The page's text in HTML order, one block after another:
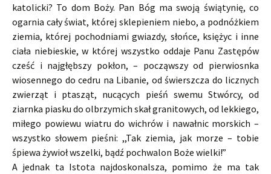
katolicki? To dom Boży. Pan Bóg ma swoją świątynię, co
ogarnia cały świat, której sklepieniem niebo, a podnóżkiem
ziemia, której pochodniami gwiazdy, słońce, księżyc i inne
ciała niebieskie, w której wszystko oddaje Panu Zastępów
cześć i najgłębszy pokłon, – począwszy od pierwiosnka
wiosennego do cedru na Libanie, od świerszcza do licznych
zwierząt i ptasząt, nucących pieśń swemu Stwórcy, od
ziarnka piasku do olbrzymich skał granitowych, od lekkiego,
miłego powiewu wiatru do wichrów i nawałnic morskich –
wszystko słowem pieśni: ,,Tak ziemia, jak morze – tobie
śpiewa żywioł wszelki, bądź pochwalon Boże wielki!”
A jednak ta Istota najdoskonalsza, pomimo że ma tak